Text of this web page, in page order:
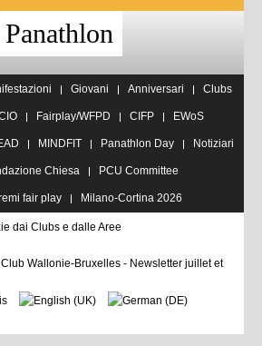
Panathlon
Giovani Anniversari Clubs
Fairplay/WFPD CIFP EWoS
MINDFIT Panathlon Day Notiziari
Chiesa PCU Committee
fair play Milano-Cortina 2026
dai Clubs e dalle Aree
Wallonie-Bruxelles - Newsletter juillet et